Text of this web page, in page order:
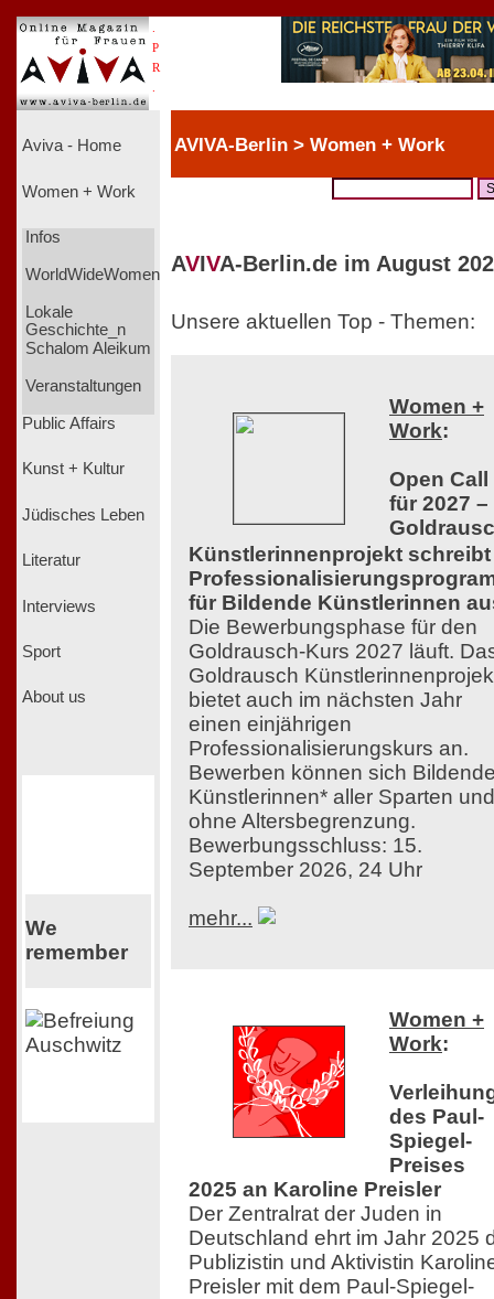
P
R
Aviva - Home
Women + Work
Infos
WorldWideWomen
Lokale
Geschichte_n
Schalom Aleikum
Veranstaltungen
Public Affairs
Kunst + Kultur
Jüdisches Leben
Literatur
Interviews
Sport
About us
We
remember
AVIVA-Berlin > Women + Work
AVIVA-Berlin.de im August
Unsere aktuellen Top - Themen:
Women +
Work:
Open Call
für 2027 –
Künstlerinnenprojekt schreibt
für Bildende Künstlerinnen
Die Bewerbungsphase für den
Goldrausch-Kurs 2027 läuft.
Goldrausch
bietet auch im nächsten Jahr
einen einjährigen
Professionalisierungskurs an.
Bewerben können sich
Künstlerinnen* aller Sparten und
ohne Altersbegrenzung.
Bewerbungsschluss: 15.
September 2026, 24 Uhr
mehr...
Women +
Work:
des Paul-
Spiegel-
Preises
2025 an Karoline Preisler
Der Zentralrat der Juden in
Deutschland ehrt im Jahr 2025
Publizistin und Aktivistin
Preisler mit dem Paul-Spiegel-